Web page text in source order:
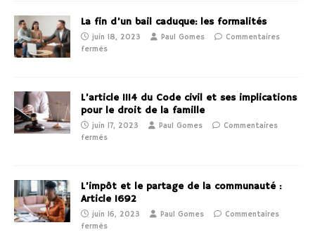
La fin d’un bail caduque: les formalités
juin 18, 2023 Paul Gomes
Commentaires
fermés
L’article 1114 du Code civil et ses implications
pour le droit de la famille
juin 17, 2023 Paul Gomes
Commentaires
fermés
L’impôt et le partage de la communauté :
Article 1692
juin 16, 2023 Paul Gomes
Commentaires
fermés